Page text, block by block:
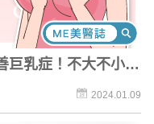
巨乳症！不大不小恰
2024.01.09